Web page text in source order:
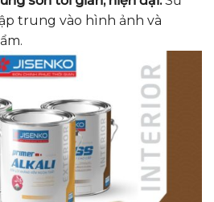
trung vào hình ảnh và